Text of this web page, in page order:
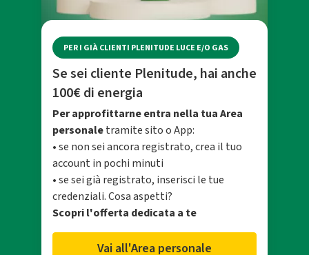
PER I GIÀ CLIENTI PLENITUDE LUCE E/O GAS
Se sei cliente Plenitude, hai anche
100€ di energia
Per approfittarne entra nella tua Area
personaletramite sito o App:
• se non sei ancora registrato, crea il tuo
account in pochi minuti
• se sei già registrato, inserisci le tue
credenziali. Cosa aspetti?
Scopri l'offerta dedicata a te
Vai all'Area personale